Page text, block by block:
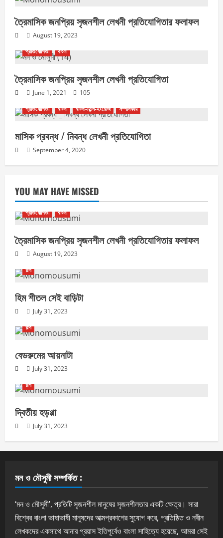
i
o
n
ত্রৈমাসিক জনপ্রিয় সৃজনশীল লেখনী প্রতিযোগিতার ফলাফল
August 19, 2023
প্রতিযোগিতা
বাংলা
ত্রৈমাসিক জনপ্রিয় সৃজনশীল লেখনী প্রতিযোগিতা
June 1, 2021
105
প্রতিযোগিতা
বাংলা বাংলা-হিন্দি-ইংরেজি সম্পাদকীয়
মাসিক প্রবন্ধ / নিবন্ধ লেখনী প্রতিযোগিতা
September 4, 2020
YOU MAY HAVE MISSED
প্রতিযোগিতা বাংলা
ত্রৈমাসিক জনপ্রিয় সৃজনশীল লেখনী প্রতিযোগিতার ফলাফল
August 19, 2023
গল্প
হিম শীতল সেই বাড়িটা
July 31, 2023
গল্প
বেডরুমের আয়নাটা
July 31, 2023
গল্প
দ্বিতীয় হড়প্পা
July 31, 2023
মন ও মৌসুমী সম্পর্কিত :
‘মন ও মৌসুমী’, প্রতিটি সৃজনশীল মানুষের সৃজনশীলতার একটি ক্ষেত্র। সারা
বিশ্বের বাংলা ভাষাভাষী মানুষদের আত্মপ্রকাশের সুযোগ করে, প্রতিষ্ঠিত ও নবীন
লেখকদের একসাথে আনার প্রয়াস ইতিপূর্বেও বাংলা সাহিত্যে হয়েছে, আমরা সেই